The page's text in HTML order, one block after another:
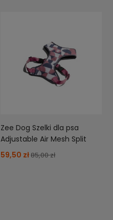
Zee Dog Szelki dla psa
Adjustable Air Mesh Split
59,50 zł85,00 zł